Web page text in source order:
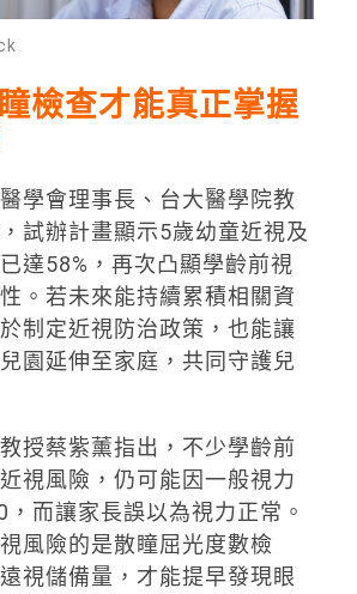
檢查才能真正掌握
學會理事長、台大醫學院教
試辦計畫顯示5歲幼童近視及
達58%，再次凸顯學齡前視
。若未來能持續累積相關資
制定近視防治政策，也能讓
園延伸至家庭，共同守護兒
授蔡紫薰指出，不少學齡前
視風險，仍可能因一般視力
而讓家長誤以為視力正常。
風險的是散瞳屈光度數檢
視儲備量，才能提早發現眼